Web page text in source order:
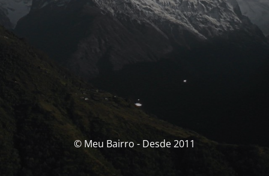
© Meu Bairro - Desde 2011